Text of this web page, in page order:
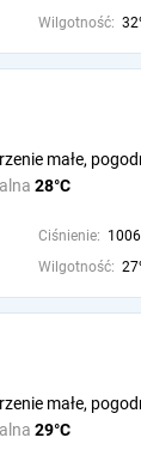
Wilgotność:
28°C
małe,
Ciśnienie:
Wilgotność:
29°C
małe,